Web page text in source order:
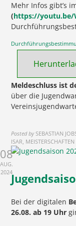
Mehr Infos gibt’s
(https://youtu.be/
Meldeschluss ist
über die
Posted by SEBASTIAN
ISAR, MEISTERSCHAFTEN
08
AUG.
2024
Bei der digitalen
26.08. ab 19 Uhr